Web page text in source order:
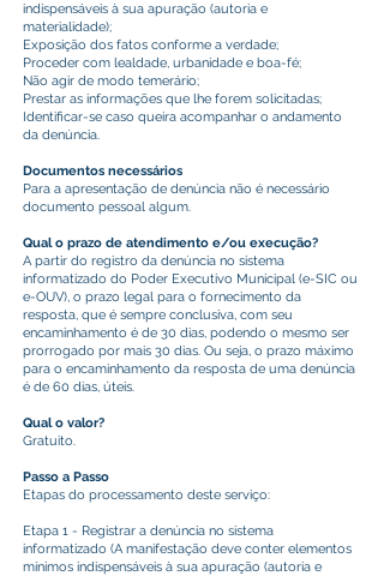
indispensáveis à sua apuração (autoria e
materialidade);
Exposição dos fatos conforme a verdade;
Proceder com lealdade, urbanidade e boa-fé;
Não agir de modo temerário;
Prestar as informações que lhe forem solicitadas;
Identificar-se caso queira acompanhar o andamento
da denúncia.
Documentos necessários
Para a apresentação de denúncia não é necessário
documento pessoal algum.
Qual o prazo de atendimento e/ou execução?
A partir do registro da denúncia no sistema
informatizado do Poder Executivo Municipal (e-SIC ou
e-OUV), o prazo legal para o fornecimento da
resposta, que é sempre conclusiva, com seu
encaminhamento é de 30 dias, podendo o mesmo ser
prorrogado por mais 30 dias. Ou seja, o prazo máximo
para o encaminhamento da resposta de uma denúncia
é de 60 dias, úteis.
Qual o valor?
Gratuito.
Passo a Passo
Etapas do processamento deste serviço:
Etapa 1 - Registrar a denúncia no sistema
informatizado (A manifestação deve conter elementos
mínimos indispensáveis à sua apuração (autoria e